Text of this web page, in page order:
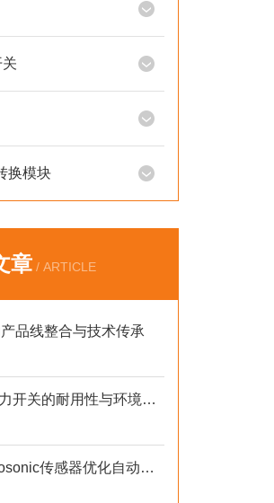
换模块
章 / ARTICLE
品线整合与技术传承
德国SUCO压力开关的耐用性与环境适应性分析
如何通过Microsonic传感器优化自动化流程？